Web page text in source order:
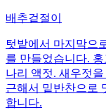
배추겉절이
텃밭에서 마지막으
를 만들었습니다.
나리 액젓. 새우젓
근해서 밑반찬으로
합니다.